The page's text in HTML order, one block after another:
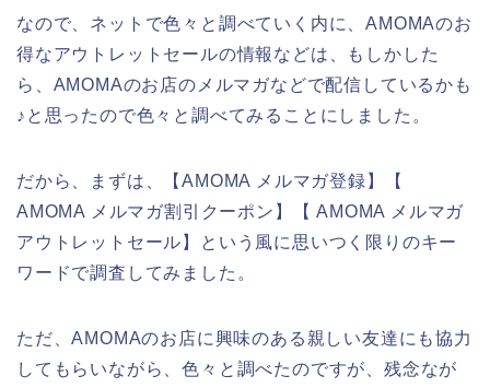
なので、ネットで色々と調べていく内に、AMOMAのお
得なアウトレットセールの情報などは、もしかした
ら、AMOMAのお店のメルマガなどで配信しているかも
♪と思ったので色々と調べてみることにしました。
だから、まずは、【AMOMA メルマガ登録】【
AMOMA メルマガ割引クーポン】【 AMOMA メルマガ
アウトレットセール】という風に思いつく限りのキー
ワードで調査してみました。
ただ、AMOMAのお店に興味のある親しい友達にも協力
してもらいながら、色々と調べたのですが、残念なが